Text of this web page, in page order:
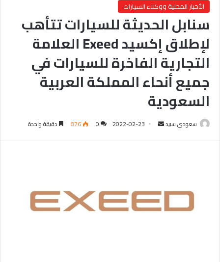
الأخبار المحلية ووكلاء السيارات
سنابل الحديثة للسيارات تتأهب
لإطلاق إكسيد Exeed العلامة
التجارية الفاخرة للسيارات في
جميع أنحاء المملكة العربية
السعودية
سعودي سبيد
ي
د
2022-02-23
0
876 دقيقة واحدة